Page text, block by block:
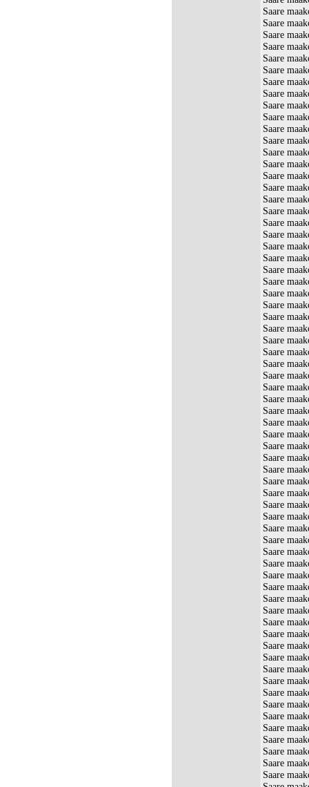
Saare
Saare
Saare
Saare
Saare
Saare
Saare
Saare
Saare
Saare
Saare
Saare
Saare
Saare
Saare
Saare
Saare
Saare
Saare
Saare
Saare
Saare
Saare
Saare
Saare
Saare
Saare
Saare
Saare
Saare
Saare
Saare
Saare
Saare
Saare
Saare
Saare
Saare
Saare
Saare
Saare
Saare
Saare
Saare
Saare
Saare
Saare
Saare
Saare
Saare
Saare
Saare
Saare
Saare
Saare
Saare
Saare
Saare
Saare
Saare
Saare
Saare
Saare
Saare
Saare
Saare